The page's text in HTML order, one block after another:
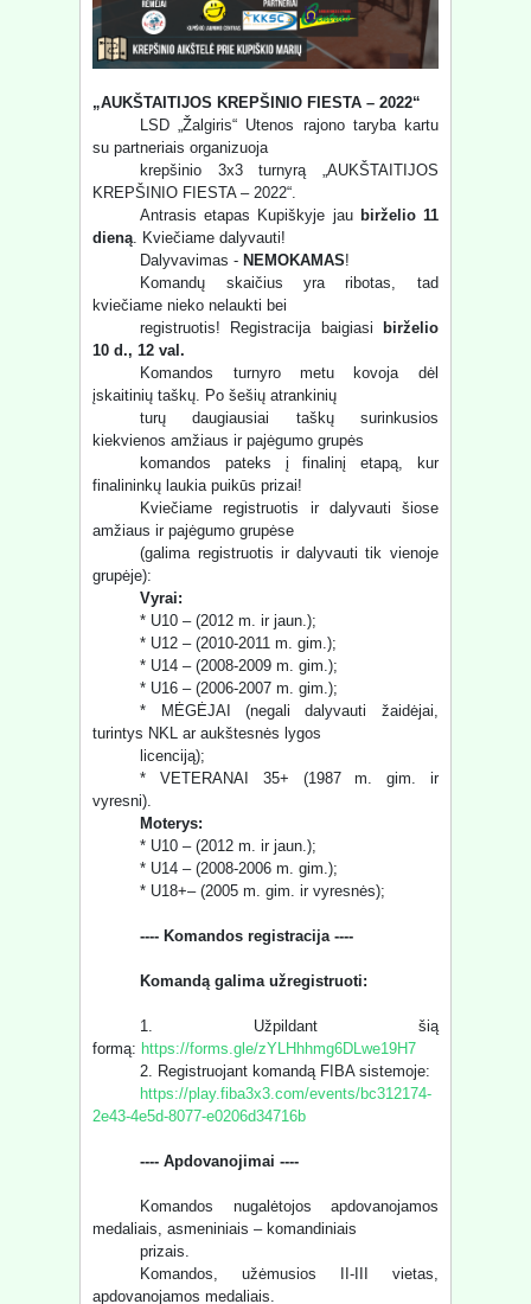
„AUKŠTAITIJOS KREPŠINIO FIESTA – 2022“
LSD „Žalgiris“ Utenos rajono taryba kartu
su partneriais organizuoja
krepšinio 3x3 turnyrą „AUKŠTAITIJOS
KREPŠINIO FIESTA – 2022“.
Antrasis etapas Kupiškyje jau birželio 11
dieną . Kviečiame dalyvauti!
Dalyvavimas - NEMOKAMAS!
Komandų skaičius yra ribotas, tad
kviečiame nieko nelaukti bei
registruotis! Registracija baigiasi
birželio
10 d., 12 val.
Komandos turnyro metu kovoja dėl
įskaitinių taškų. Po šešių atrankinių
turų daugiausiai taškų surinkusios
kiekvienos amžiaus ir pajėgumo grupės
komandos pateks į finalinį etapą, kur
finalininkų laukia puikūs prizai!
Kviečiame registruotis ir dalyvauti šiose
amžiaus ir pajėgumo grupėse
(galima registruotis ir dalyvauti tik vienoje
grupėje):
Vyrai:
* U10 – (2012 m. ir jaun.);
* U12 – (2010-2011 m. gim.);
* U14 – (2008-2009 m. gim.);
* U16 – (2006-2007 m. gim.);
* MĖGĖJAI (negali dalyvauti žaidėjai,
turintys NKL ar aukštesnės lygos
licenciją);
* VETERANAI 35+ (1987 m. gim. ir
vyresni).
Moterys:
* U10 – (2012 m. ir jaun.);
* U14 – (2008-2006 m. gim.);
* U18+– (2005 m. gim. ir vyresnės);
---- Komandos registracija ----
Komandą galima užregistruoti:
1. Užpildant šią
formą: https://forms.gle/zYLHhhmg6DLwe19H7
2. Registruojant komandą FIBA sistemoje:
https://play.fiba3x3.com/events/bc312174-
2e43-4e5d-8077-e0206d34716b
---- Apdovanojimai ----
Komandos nugalėtojos apdovanojamos
medaliais, asmeniniais – komandiniais
prizais.
Komandos, užėmusios II-III vietas,
apdovanojamos medaliais.